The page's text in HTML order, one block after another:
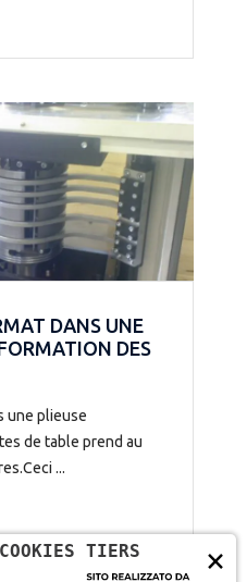
DANS UNE
DES
une plieuse
de table prend au
...
×
TIERS